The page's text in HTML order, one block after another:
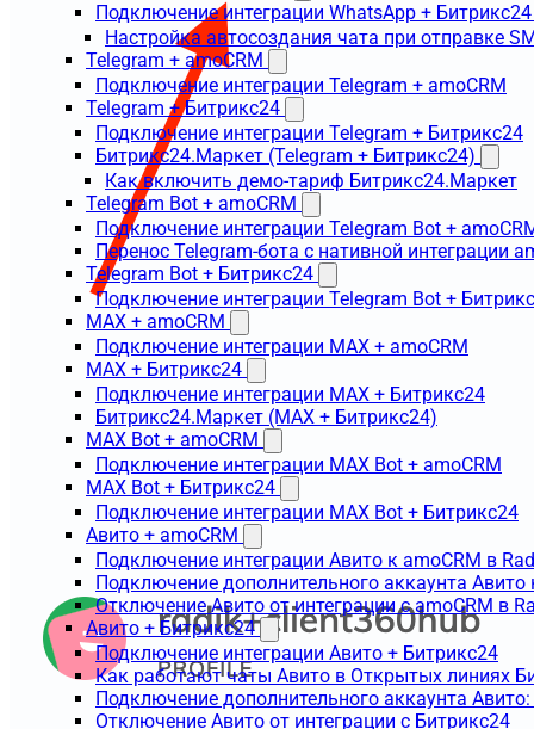
Подключение интеграции WhatsApp + Битрикс24
Настройка автосоздания чата при отправке
Telegram + amoCRM
Подключение интеграции Telegram + amoCRM
Telegram + Битрикс24
Подключение интеграции Telegram + Битрикс24
Битрикс24.Маркет (Telegram + Битрикс24)
Как включить демо-тариф Битрикс24.Маркет
Telegram Bot + amoCRM
Подключение интеграции Telegram Bot +
Перенос Telegram-бота с нативной интеграции
Telegram Bot + Битрикс24
Подключение интеграции Telegram Bot +
MAX + amoCRM
Подключение интеграции MAX + amoCRM
MAX + Битрикс24
Подключение интеграции MAX + Битрикс24
Битрикс24.Маркет (MAX + Битрикс24)
MAX Bot + amoCRM
Подключение интеграции MAX Bot + amoCRM
MAX Bot + Битрикс24
Подключение интеграции MAX Bot + Битрикс24
Авито + amoCRM
Подключение интеграции Авито к amoCRM в
Подключение дополнительного аккаунта Авито
Отключение Авито от интеграции с amoCRM в
Авито + Битрикс24
Подключение интеграции Авито + Битрикс24
Как работают чаты Авито в Открытых линиях
Подключение дополнительного аккаунта
Отключение Авито от интеграции с Битрикс24